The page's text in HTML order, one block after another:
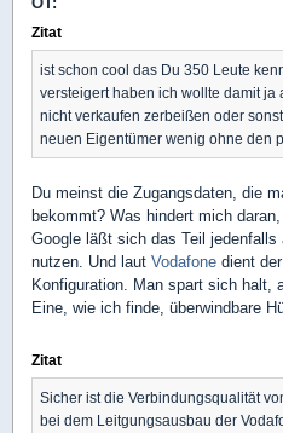
Zitat
ist schon cool das Du 350 Leute
versteigert haben ich wollte damit ja
nicht verkaufen zerbeißen oder
neuen Eigentümer wenig ohne den
Du meinst die Zugangsdaten, die
bekommt? Was hindert mich
Google läßt sich das Teil jedenfalls
nutzen. Und laut Vodafone dient
Konfiguration. Man spart sich halt,
Eine, wie ich finde, überwindbare
Zitat
Sicher ist die Verbindungsqualität
bei dem Leitgungsausbau der